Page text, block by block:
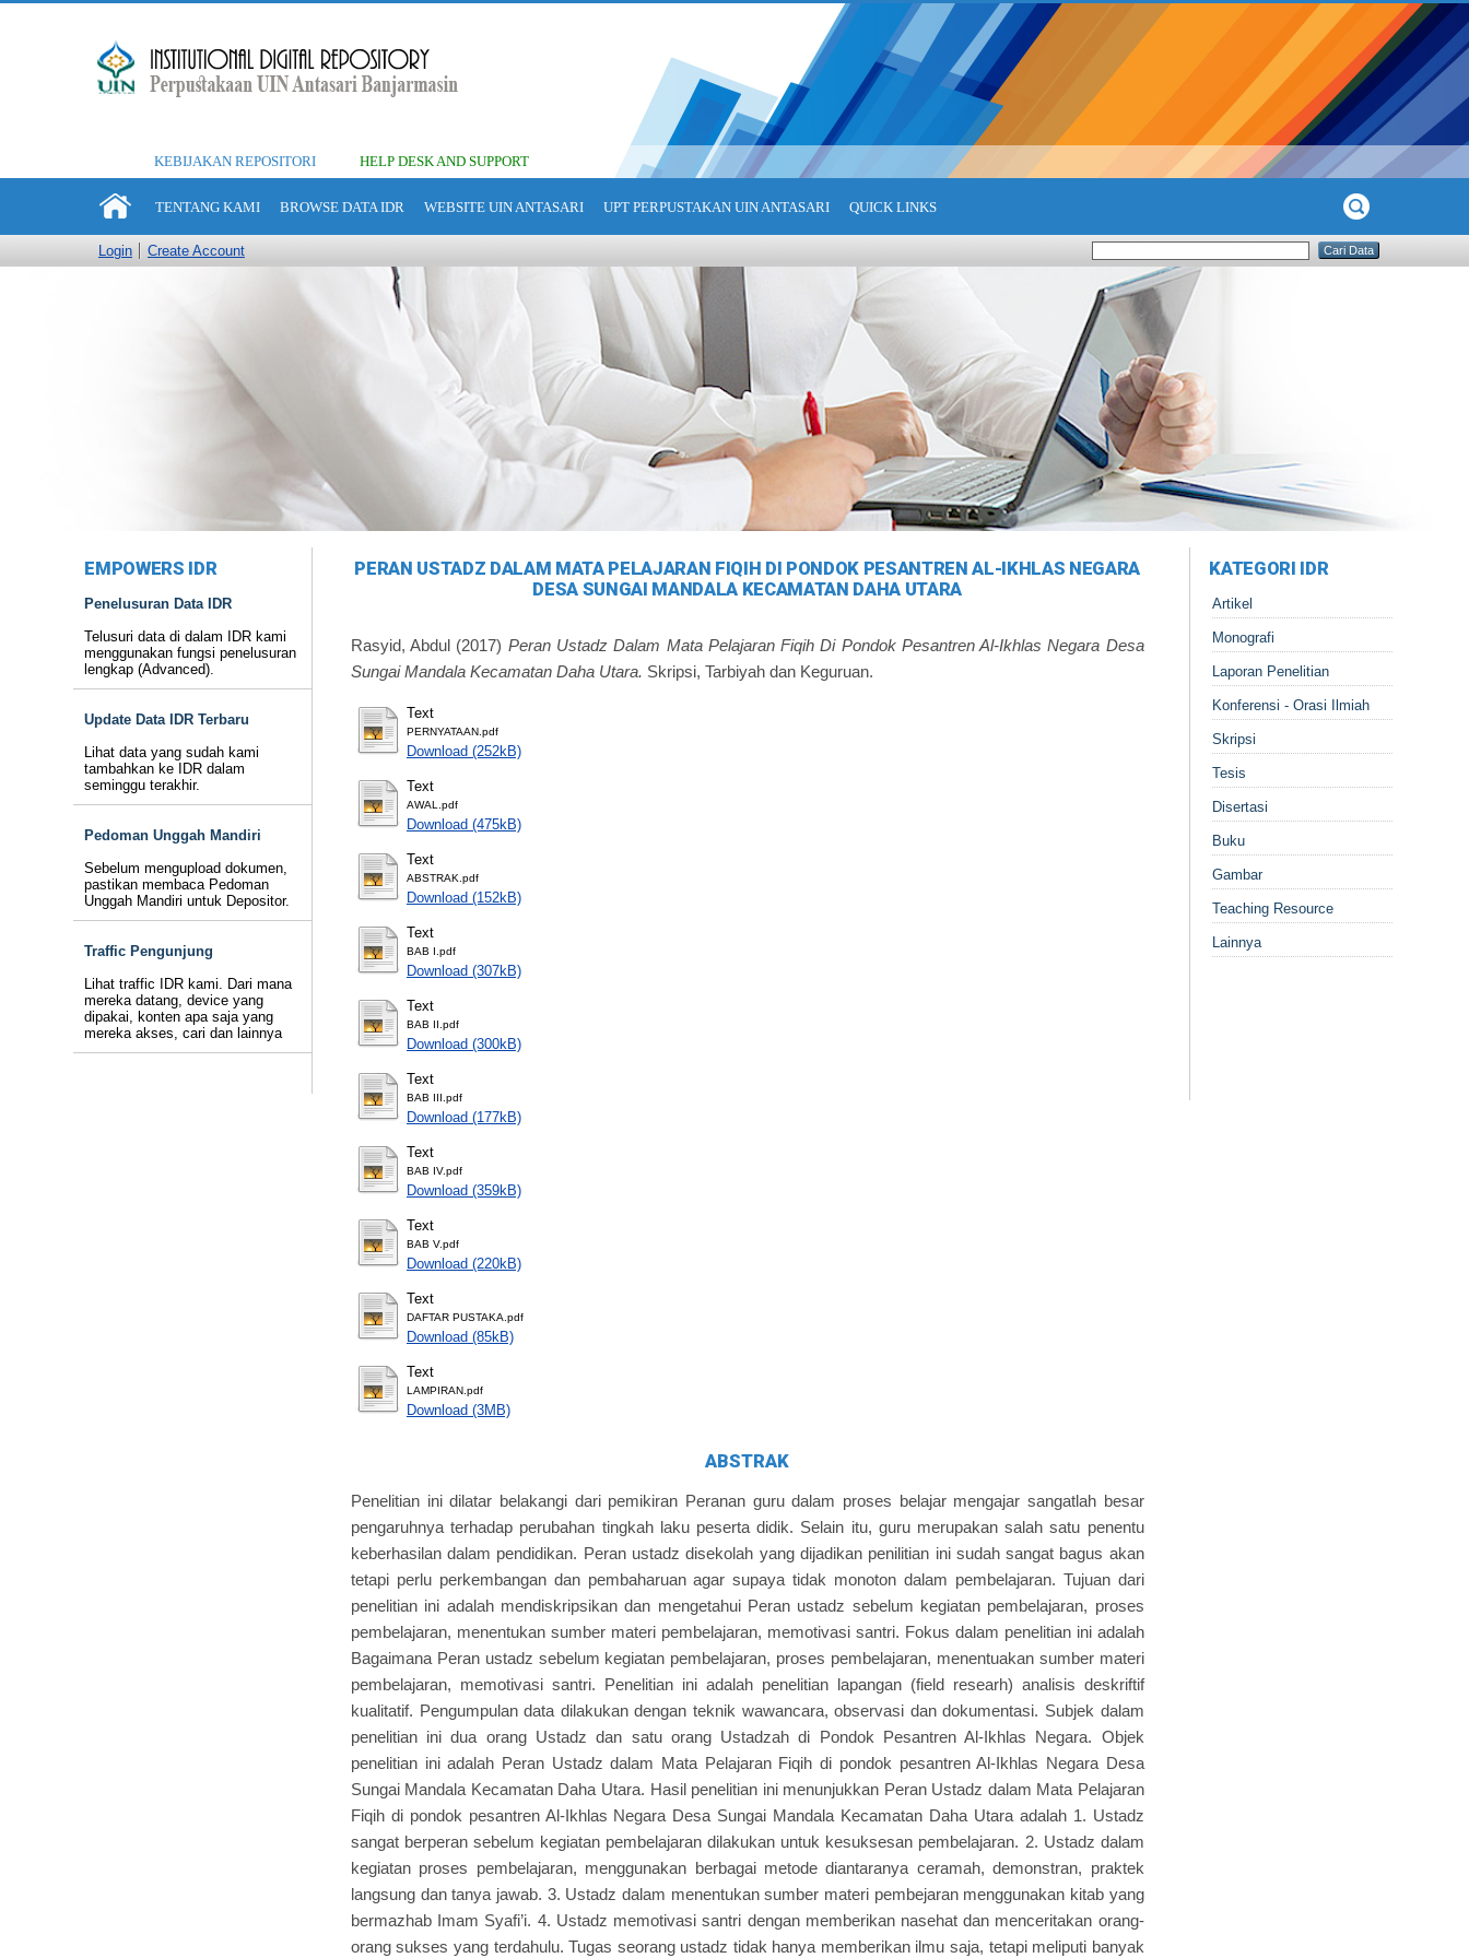
KEBIJAKAN REPOSITORI HELP DESK AND SUPPORT
TENTANG KAMI BROWSE DATA IDR WEBSITE UIN ANTASARI UPT PERPUSTAKAN UIN ANTASARI QUICK LINKS
Login Create Account
EMPOWERS IDR
Penelusuran Data IDR
Telusuri data di dalam IDR kami
menggunakan fungsi penelusuran
lengkap (Advanced).
Update Data IDR Terbaru
Lihat data yang sudah kami
tambahkan ke IDR dalam
seminggu terakhir.
Pedoman Unggah Mandiri
Sebelum mengupload dokumen,
pastikan membaca Pedoman
Unggah Mandiri untuk Depositor.
Traffic Pengunjung
Lihat traffic IDR kami. Dari mana
mereka datang, device yang
dipakai, konten apa saja yang
mereka akses, cari dan lainnya
PERAN USTADZ DALAM MATA PELAJARAN FIQIH DI PONDOK PESANTREN AL-IKHLAS NEGARA
DESA SUNGAI MANDALA KECAMATAN DAHA UTARA
Rasyid, Abdul (2017) Peran Ustadz Dalam Mata Pelajaran Fiqih Di Pondok Pesantren Al-Ikhlas Negara Desa
Sungai Mandala Kecamatan Daha Utara. Skripsi, Tarbiyah dan Keguruan.
Text
PERNYATAAN.pdf
Download (252kB)
Text
AWAL.pdf
Download (475kB)
Text
ABSTRAK.pdf
Download (152kB)
Text
BAB I.pdf
Download (307kB)
Text
BAB II.pdf
Download (300kB)
Text
BAB III.pdf
Download (177kB)
Text
BAB IV.pdf
Download (359kB)
Text
BAB V.pdf
Download (220kB)
Text
DAFTAR PUSTAKA.pdf
Download (85kB)
Text
LAMPIRAN.pdf
Download (3MB)
ABSTRAK
Penelitian ini dilatar belakangi dari pemikiran Peranan guru dalam proses belajar mengajar sangatlah besar
pengaruhnya terhadap perubahan tingkah laku peserta didik. Selain itu, guru merupakan salah satu penentu
keberhasilan dalam pendidikan. Peran ustadz disekolah yang dijadikan penilitian ini sudah sangat bagus akan
tetapi perlu perkembangan dan pembaharuan agar supaya tidak monoton dalam pembelajaran. Tujuan dari
penelitian ini adalah mendiskripsikan dan mengetahui Peran ustadz sebelum kegiatan pembelajaran, proses
pembelajaran, menentukan sumber materi pembelajaran, memotivasi santri. Fokus dalam penelitian ini adalah
Bagaimana Peran ustadz sebelum kegiatan pembelajaran, proses pembelajaran, menentuakan sumber materi
pembelajaran, memotivasi santri. Penelitian ini adalah penelitian lapangan (field researh) analisis deskriftif
kualitatif. Pengumpulan data dilakukan dengan teknik wawancara, observasi dan dokumentasi. Subjek dalam
penelitian ini dua orang Ustadz dan satu orang Ustadzah di Pondok Pesantren Al-Ikhlas Negara. Objek
penelitian ini adalah Peran Ustadz dalam Mata Pelajaran Fiqih di pondok pesantren Al-Ikhlas Negara Desa
Sungai Mandala Kecamatan Daha Utara. Hasil penelitian ini menunjukkan Peran Ustadz dalam Mata Pelajaran
Fiqih di pondok pesantren Al-Ikhlas Negara Desa Sungai Mandala Kecamatan Daha Utara adalah 1. Ustadz
sangat berperan sebelum kegiatan pembelajaran dilakukan untuk kesuksesan pembelajaran. 2. Ustadz dalam
kegiatan proses pembelajaran, menggunakan berbagai metode diantaranya ceramah, demonstran, praktek
langsung dan tanya jawab. 3. Ustadz dalam menentukan sumber materi pembejaran menggunakan kitab yang
bermazhab Imam Syafi’i. 4. Ustadz memotivasi santri dengan memberikan nasehat dan menceritakan orang-
orang sukses yang terdahulu. Tugas seorang ustadz tidak hanya memberikan ilmu saja, tetapi meliputi banyak
KATEGORI IDR
Artikel
Monografi
Laporan Penelitian
Konferensi - Orasi Ilmiah
Skripsi
Tesis
Disertasi
Buku
Gambar
Teaching Resource
Lainnya